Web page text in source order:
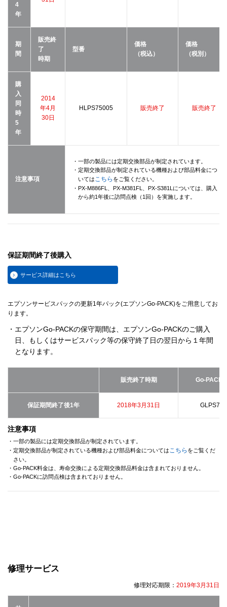
4
年
期
間
販売終
了
時期
型番
価格
（税込）
価格
（税別）
購
入
同
時
5
年
2014
年4月
30日
HLPS75005 販売終了 販売終了
注意事項
・一部の製品には定期交換部品が制定されています。
・定期交換部品が制定されている機種および部品料金につ
いてはこちら をご覧ください。
・PX-M886FL、PX-M381FL、PX-S381Lについては、購入
から約1年後に訪問点検（1回）を実施します。
保証期間終了後購入
サービス詳細はこちら
エプソンサービスパックの更新1年パック(エプソンGo-PACK)をご用意してお
ります。
・エプソンGo-PACKの保守期間は、エプソンGo-PACKのご購入
日、もしくはサービスパック等の保守終了日の翌日から１年間
となります。
販売終了時期 Go-PACK
保証期間終了後1年 2018年3月31日
注意事項
・一部の製品には定期交換部品が制定されています。
・定期交換部品が制定されている機種および部品料金についてはこちら をご覧くだ
さい。
・Go-PACK料金は、寿命交換による定期交換部品料金は含まれておりません。
・Go-PACKに訪問点検は含まれておりません。
修理サービス
修理対応期限： 2019年3月31日